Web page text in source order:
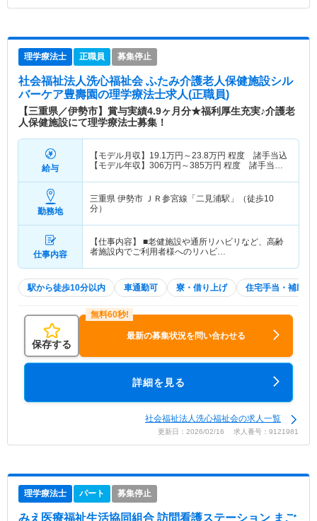
理学療法士 正職員 募集停止
社会福祉法人洗心福祉会 ふたみ介護老人保健施設シル
バーケア豊壽園の理学療法士求人(正職員)
【三重県／伊勢市】賞与実績4.9ヶ月分★福利厚生充実♪介護老
人保健施設にて理学療法士募集！
給与
【モデル月収】 19.1万円～23.8万円 程度 諸手当込
【モデル年収】 306万円～385万円 程度 諸手当・
勤務地
三重県 伊勢市 ＪＲ参宮線「二見浦駅」（徒歩10
分）
仕事内容
【仕事内容】 ■老健施設や通所リハビリなど、高齢
者施設内でご利用者様へのリハビ…
駅から徒歩10分以内 車通勤可 寮・借り上げ 住宅手当・補助
保存する
最新の募集状況を問い合わせる
詳細を見る
社会福祉法人洗心福祉会の求人一覧
更新日：2026/02/16 求人番号：9121981
理学療法士 パート 募集停止
みえ医療福祉生活協同組合 訪問看護ステーション まご